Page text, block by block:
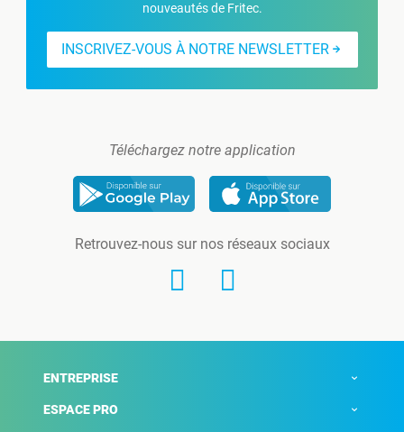
nouveautés de Fritec.
INSCRIVEZ-VOUS À NOTRE NEWSLETTER
Téléchargez notre application
Retrouvez-nous sur nos réseaux sociaux
ENTREPRISE
ESPACE PRO